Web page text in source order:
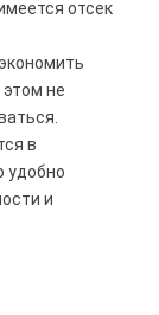
отсек
не
в
удобно
и